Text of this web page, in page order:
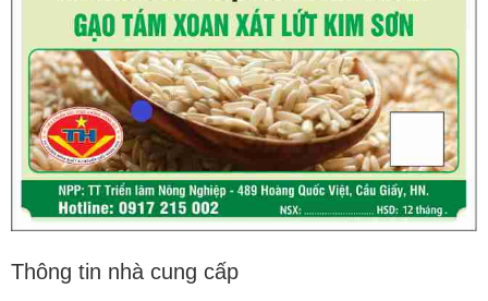
Thông tin nhà cung cấp